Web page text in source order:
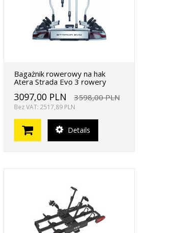
Bagażnik rowerowy na hak
Atera Strada Evo 3 rowery
3097,00 PLN 3598,00 PLN
Bez VAT: 2517,89 PLN
Details